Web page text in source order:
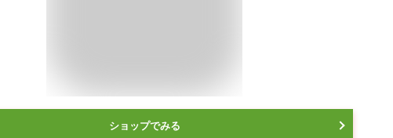
ショップでみる